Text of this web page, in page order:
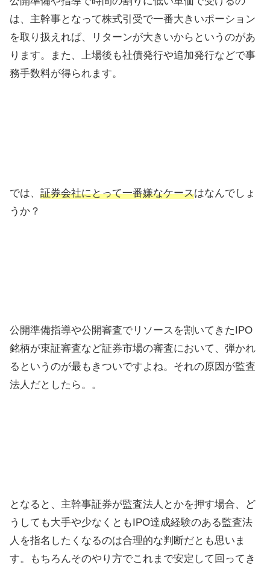
は、主幹事となって株式引受で一番大きいポーション
を取り扱えれば、リターンが大きいからというのがあ
ります。また、上場後も社債発行や追加発行などで事
務手数料が得られます。
では、 証券会社にとって一番嫌なケースはなんでしょ
うか？
公開準備指導や公開審査でリソースを割いてきたIPO
銘柄が東証審査など証券市場の審査において、弾かれ
るというのが最もきついですよね。それの原因が監査
法人だとしたら。。
となると、主幹事証券が監査法人とかを押す場合、ど
うしても大手や少なくともIPO達成経験のある監査法
人を指名したくなるのは合理的な判断だとも思いま
す。もちろんそのやり方でこれまで安定して回ってき